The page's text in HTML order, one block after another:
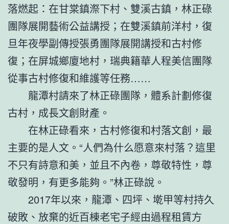
落燃起：在甘棠鎮漈下村、雙溪古鎮，林正碌
團隊展開藝術公益講授；在雙溪鎮前洋村，復
旦年夜學副傳授張勇團隊展開講授和古村修
復；在屏城鄉廈地村，瑞典籍華人程美信團隊
從事古村修復和維護等任務……
龍潭村請來了林正碌團隊，體系計劃修復
古村，成長文創財產。
在林正碌看來，古村修復和村落文創，最
主要的是人文。“人們為什么愿意來村落？這里
不只有詩意和美，並且不內卷，尊敬特性，尊
敬發明，有更多能夠。”林正碌說。
2017年以來，龍潭、四坪、墘甲等村持久
破敗、放棄的近百棟老宅子經由過程租賃方